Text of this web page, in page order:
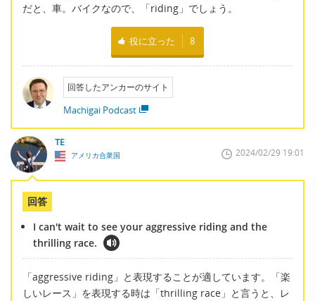
だと、車。バイクなので、「riding」でしょう。
役に立った 8
回答したアンカーのサイト
Machigai Podcast
TE
アメリカ合衆国 2024/02/29 19:01
回答
I can't wait to see your aggressive riding and the
thrilling race.
「aggressive riding」と表現することが適しています。「楽
しいレース」を表現する時は「thrilling race」と言うと、レ